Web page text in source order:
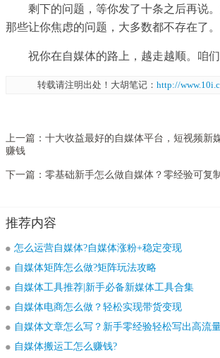
剩下的问题，等你发了十条之后再说
那些让你焦虑的问题，大多数都不存在了。
祝你在自媒体的路上，越走越顺。咱们
转载请注明出处！大胡笔记： http://
上一篇： 十大收益最好的自媒体平台，短视频新
赚钱
下一篇： 零基础新手怎么做自媒体？零经验可复
推荐内容
怎么运营自媒体?自媒体涨粉+稳定变现
自媒体矩阵怎么做?矩阵玩法攻略
自媒体工具推荐|新手必备新媒体工具合集
自媒体电商怎么做？轻松实现带货变现
自媒体文章怎么写？新手零经验轻松写出高流
自媒体搬运工怎么赚钱?